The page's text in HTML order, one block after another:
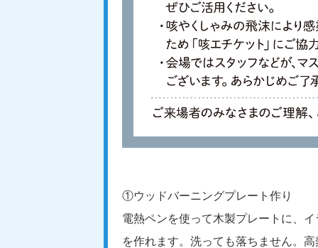
①ウッドバーニングプレート作り
電熱ペンを使って木製プレートに、
を作れます。洗っても落ちません。